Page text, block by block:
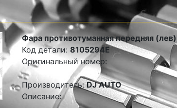
Фара противотуманная передняя (лев)
Код детали: 8105294E
Оригинальный номер:
Производитель:DJ AUTO
Описание: